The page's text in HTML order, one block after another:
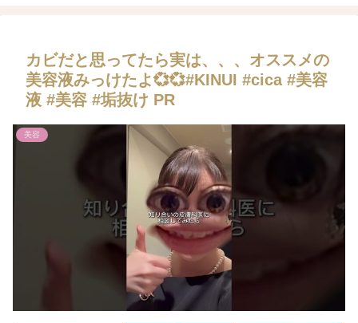
カビだと思ってたら実は、、、オススメの
美容液みっけたよ💞💞#KINUI #cica #美容
液 #美容 #垢抜け PR
美容